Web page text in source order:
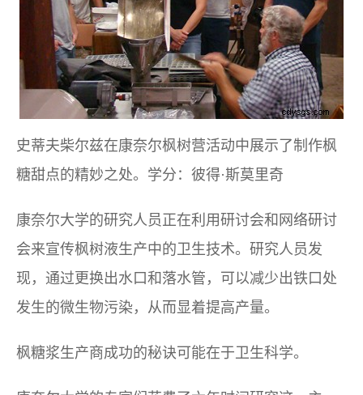
史蒂夫柴尔兹在康奈尔枫树营活动中展示了制作枫
糖甜点的精妙之处。学分：彼得·斯莫里奇
康奈尔大学的研究人员正在利用研讨会和网络研讨
会来宣传枫树液生产中的卫生技术。研究人员发
现，通过更换出水口和落水管，可以减少出铁口处
发生的微生物污染，从而显着提高产量。
枫糖浆生产商成功的秘诀可能在于卫生科学。